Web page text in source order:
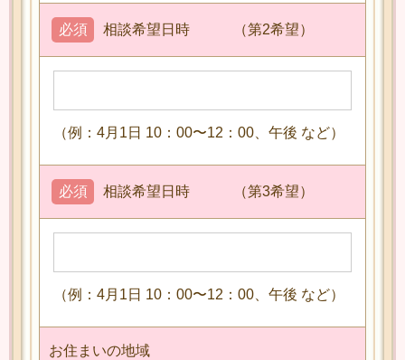
相談希望日時 （第2希望）
必須
（例：4月1日 10：00〜12：00、午後 など）
相談希望日時 （第3希望）
必須
（例：4月1日 10：00〜12：00、午後 など）
お住まいの地域